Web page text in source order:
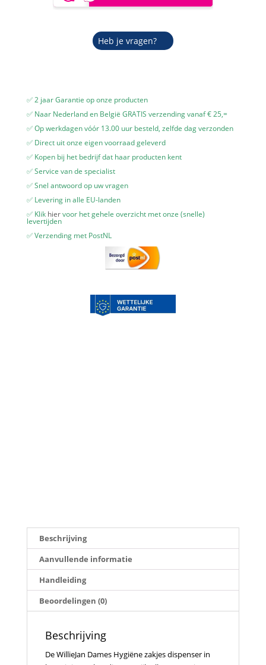
Heb je vragen?
✅ 2 jaar Garantie op onze producten
✅ Naar Nederland en België GRATIS verzending vanaf € 25,=
✅ Op werkdagen vóór 13.00 uur besteld, zelfde dag verzonden
✅ Direct uit onze eigen voorraad geleverd
✅ Kopen bij het bedrijf dat haar producten kent
✅ Service van de specialist
✅ Snel antwoord op uw vragen
✅ Levering in alle EU-landen
✅ Klik hiervoor het gehele overzicht met onze (snelle)
levertijden
✅ Verzending met PostNL
Beschrijving
Aanvullende informatie
Handleiding
Beoordelingen (0)
Beschrijving
De WillieJan Dames Hygiëne zakjes dispenser in